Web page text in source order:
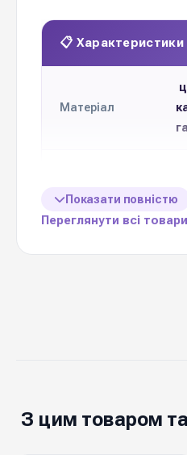
📋
Матеріал
Призначення
Показати повністю
Переглянути всі
З цим товаром